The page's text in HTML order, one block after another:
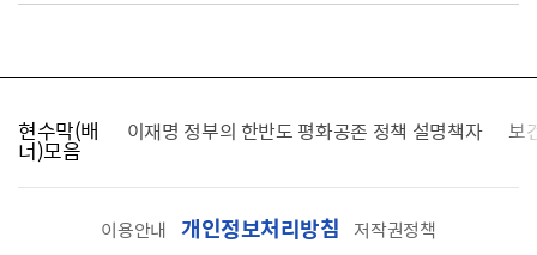
현수막(배
너)모음
찾습니다 이재명 정부의 한반도 평화공존 정책 설명책자 보
이용안내 개인정보처리방침
저작권정책